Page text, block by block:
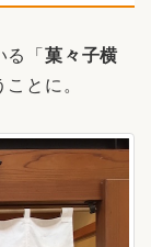
「 菓々子横
とに。